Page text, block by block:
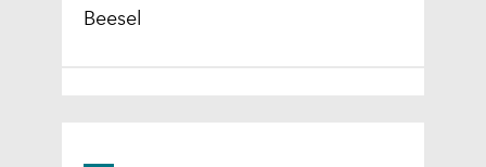
Beesel